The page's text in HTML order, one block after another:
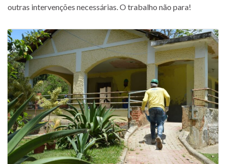
outras intervenções necessárias. O trabalho não para!